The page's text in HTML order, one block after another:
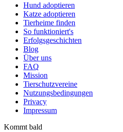
Hund adoptieren
Katze adoptieren
Tierheime finden
So funktioniert's
Erfolgsgeschichten
Blog
Über uns
FAQ
Mission
Tierschutzvereine
Nutzungsbedingungen
Privacy
Impressum
Kommt bald